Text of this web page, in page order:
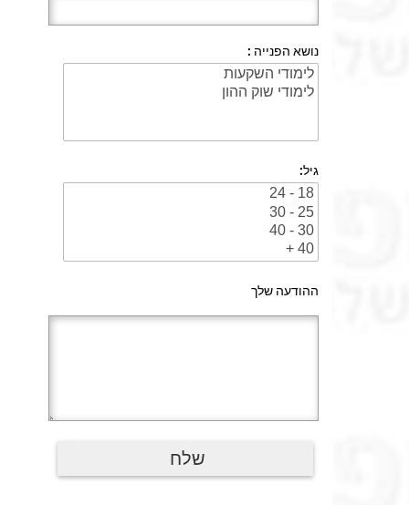
נושא הפנייה :
גיל:
ההודעה שלך